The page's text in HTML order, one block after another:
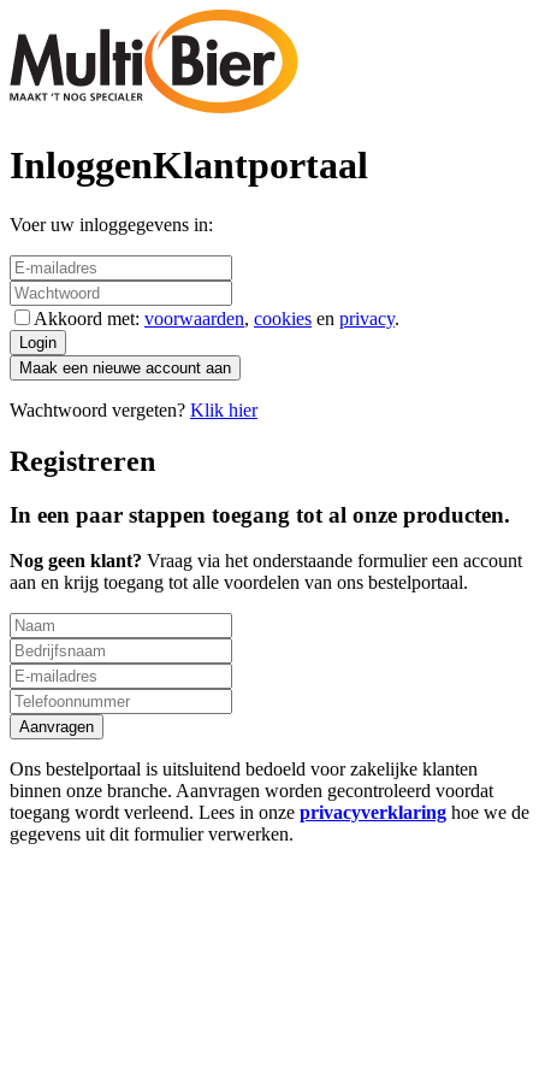
InloggenKlantportaal
Voer uw inloggegevens in:
Akkoord met: voorwaarden, cookies en privacy.
Login
Maak een nieuwe account aan
Wachtwoord vergeten? Klik hier
Registreren
In een paar stappen toegang tot al onze producten.
Nog geen klant? Vraag via het onderstaande formulier een account
aan en krijg toegang tot alle voordelen van ons bestelportaal.
Aanvragen
Ons bestelportaal is uitsluitend bedoeld voor zakelijke klanten
binnen onze branche. Aanvragen worden gecontroleerd voordat
toegang wordt verleend. Lees in onze privacyverklaring hoe we de
gegevens uit dit formulier verwerken.